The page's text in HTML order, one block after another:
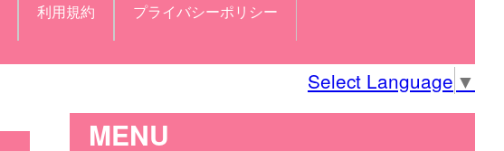
利用規約 プライバシーポリシー
Select Language ▼
MENU